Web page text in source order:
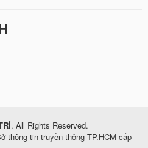
. All Rights Reserved.
thông tin truyền thông TP.HCM cấp